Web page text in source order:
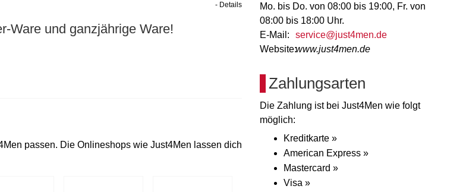
Ware und ganzjährige Ware!
- Details
passen. Die Onlineshops wie Just4Men lassen dich
Mo. bis Do. von 08:00 bis 19:00, Fr. von
08:00 bis 18:00 Uhr.
E-Mail:
service@just4men.de
Website:www.just4men.de
Zahlungsarten
Die Zahlung ist bei Just4Men wie folgt
möglich:
Kreditkarte »
American Express »
Mastercard »
Visa »